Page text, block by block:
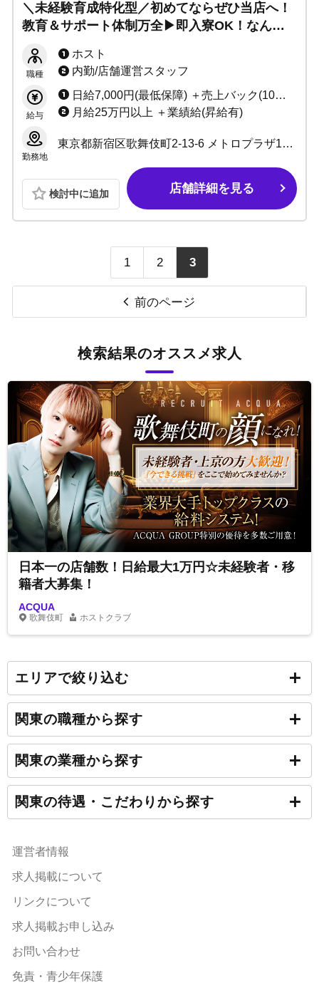
＼未経験育成特化型／初めてならぜひ当店へ！
教育＆サポート体制万全▶即入寮OK！なんと
職種
ホスト
内勤/店舗運営スタッフ
給与
日給7,000円(最低保障) ＋売上バック(10％～25％) ＋指名料(100％バック)✨ ＋同伴料(100％バック)✨ ＋各種賞金✨ 💴日給全額日払い可能 💴罰金・ノルマ一切なし =============== ※歩合%は売上に比例して上昇!!※ 小計 50万～ 完全歩合65％ 小計 60万～ 完全歩合66％ 小計 70万～ 完全歩合67％ 小計 80万～ 完全歩合68％ 小計 90万～ 完全歩合69％ 小計100万～ 完全歩合70％ 小計150万～ 完全歩合71％ 小計200万～ 完全歩合72％ 小計250万～ 完全歩合73％ 小計300万～ 完全歩合74％ 小計500万～ 完全歩合75％
月給25万円以上 ＋業績給(昇給有)
勤務地
東京都新宿区歌舞伎町2-13-6 メトロプラザ1ビル7F
検討中に追加 店舗詳細を見る
1 2 3
前のページ
検索結果のオススメ求人
日本一の店舗数！日給最大1万円☆未経験者・移
籍者大募集！
ACQUA
歌舞伎町 ホストクラブ
エリアで絞り込む
関東の職種から探す
関東の業種から探す
関東の待遇・こだわりから探す
運営者情報
求人掲載について
リンクについて
求人掲載お申し込み
お問い合わせ
免責・青少年保護